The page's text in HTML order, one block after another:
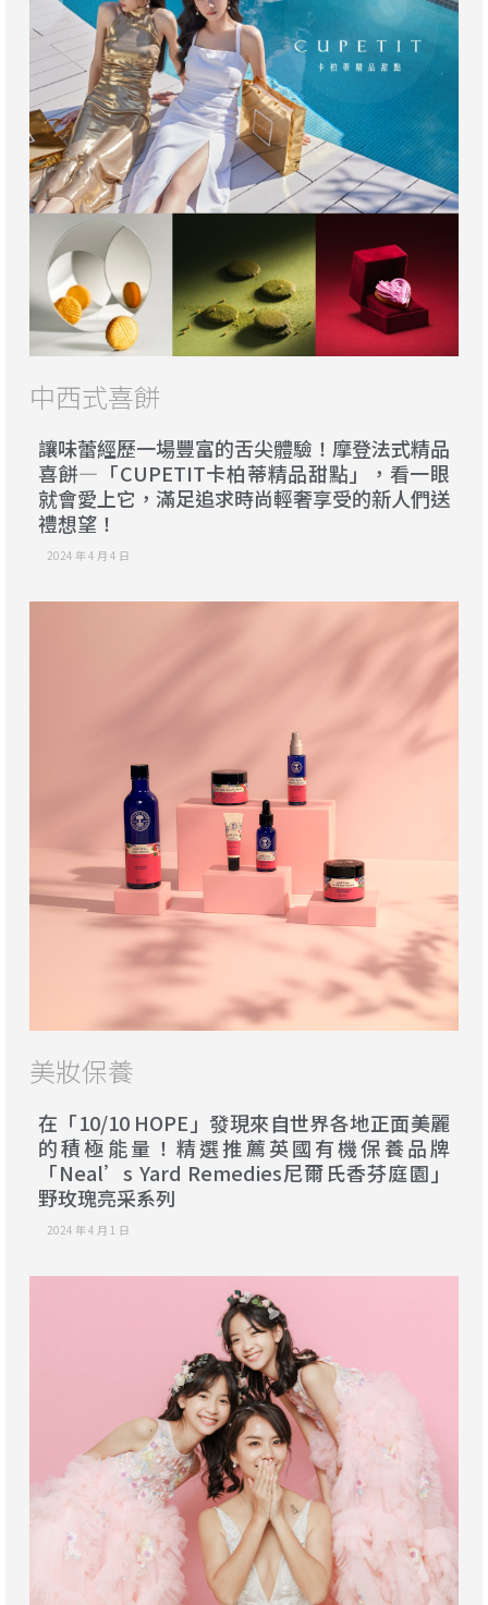
中西式喜餅
讓味蕾經歷一場豐富的舌尖體驗！摩登法式精品
喜餅—「CUPETIT卡柏蒂精品甜點」，看一眼
就會愛上它，滿足追求時尚輕奢享受的新人們送
禮想望！
2024 年 4 月 4 日
美妝保養
在「10/10 HOPE」發現來自世界各地正面美麗
的積極能量！精選推薦英國有機保養品牌
「Neal’s Yard Remedies尼爾氏香芬庭園」
野玫瑰亮采系列
2024 年 4 月 1 日